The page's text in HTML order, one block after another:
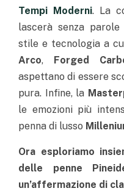
Tempi Moderni. La
lascerà senza
stile e tecnologia a
Arco, Forged
aspettano di essere
pura. Infine, la
le emozioni più
penna di lusso
Ora esploriamo
delle penne
un’affermazione di